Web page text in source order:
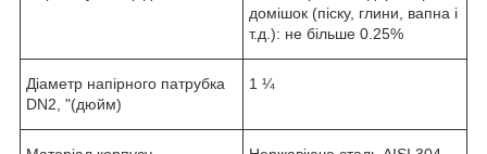
домішок (піску, глини, вапна і
т.д.): не більше 0.25%
Діаметр напірного патрубка
DN2, "(дюйм)
1 ¼